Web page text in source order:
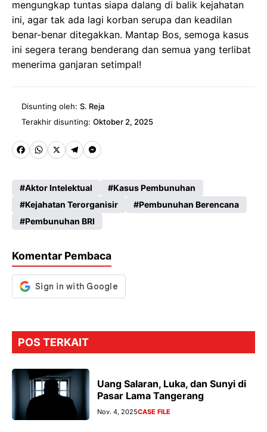
mengungkap tuntas siapa dalang di balik kejahatan
ini, agar tak ada lagi korban serupa dan keadilan
benar-benar ditegakkan. Mantap Bos, semoga kasus
ini segera terang benderang dan semua yang terlibat
menerima ganjaran setimpal!
Disunting oleh: S. Reja
Terakhir disunting: Oktober 2, 2025
Fa
b
o
o
k
W
ts
A
p
X
Te
gr
a
m
M
se
n
g
er
Aktor Intelektual
Kasus Pembunuhan
Kejahatan Terorganisir
Pembunuhan Berencana
Pembunuhan BRI
Komentar Pembaca
POS TERKAIT
Uang Salaran, Luka, dan Sunyi di
Pasar Lama Tangerang
Nov. 4, 2025CASE FILE